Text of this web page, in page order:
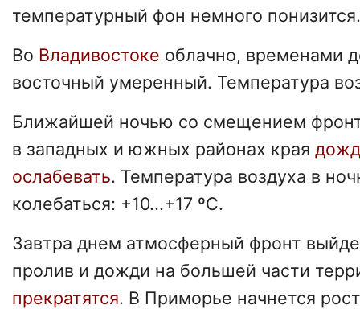
температурный фон немного понизится.
Во Владивостоке облачно, временами
восточный умеренный. Температура
Ближайшей ночью со смещением
в западных и южных районах края
ослабевать. Температура воздуха в
колебаться: +10...+17 ºC.
Завтра днем атмосферный фронт
пролив и дожди на большей части
прекратятся. В Приморье начнется